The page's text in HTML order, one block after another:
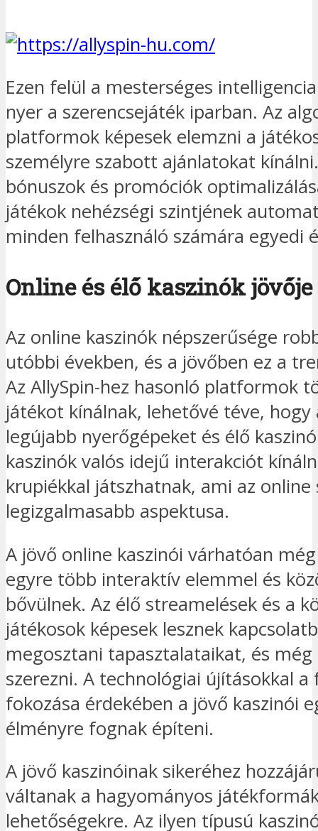
Ezen felül a mesterséges
nyer a szerencsejáték iparban. Az
platformok képesek elemzni a
személyre szabott ajánlatokat
bónuszok és promóciók
játékok nehézségi szintjének
minden felhasználó számára egyedi
Online és élő kaszinók jövője
Az online kaszinók népszerűsége
utóbbi években, és a jövőben ez a
Az AllySpin-hez hasonló platformok
játékot kínálnak, lehetővé téve,
legújabb nyerőgépeket és élő
kaszinók valós idejű interakciót
krupiékkal játszhatnak, ami az online
legizgalmasabb aspektusa.
A jövő online kaszinói várhatóan
egyre több interaktív elemmel és
bővülnek. Az élő streamelések és a
játékosok képesek lesznek
megosztani tapasztalataikat, és
szerezni. A technológiai újításokkal
fokozása érdekében a jövő kaszinói
élményre fognak építeni.
A jövő kaszinóinak sikeréhez
váltanak a hagyományos
lehetőségekre. Az ilyen típusú